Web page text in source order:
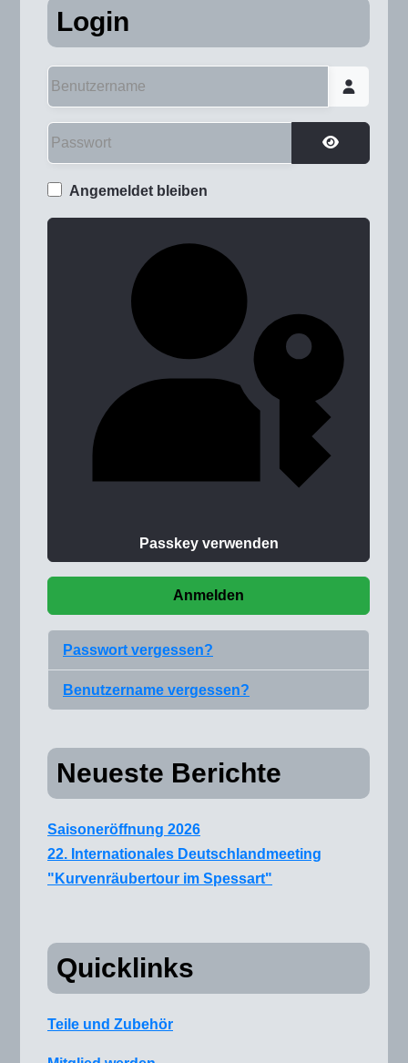
Login
Benutzername
Passwort
Passwort
Angemeldet bleiben
Passkey verwenden
Anmelden
Passwort vergessen?
Benutzername vergessen?
Neueste Berichte
Saisoneröffnung 2026
22. Internationales Deutschlandmeeting
"Kurvenräubertour im Spessart"
Quicklinks
Teile und Zubehör